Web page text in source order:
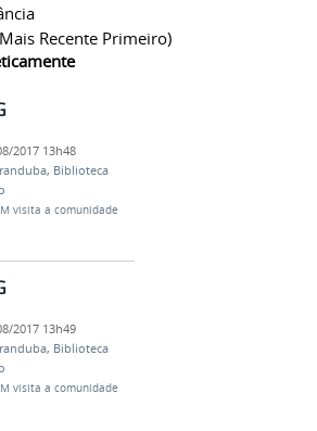
Recente Primeiro)
lança Prêmio IFAM
2017 13h48
, Biblioteca
visita a comunidade
2017 13h49
, Biblioteca
visita a comunidade